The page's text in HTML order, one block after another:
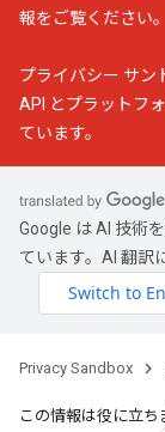
報をご覧ください。
プライバシー サン
API とプラットフ
ています。
Google は AI 技術
ています。AI 翻訳
Privacy Sandbox
この情報は役に立ち